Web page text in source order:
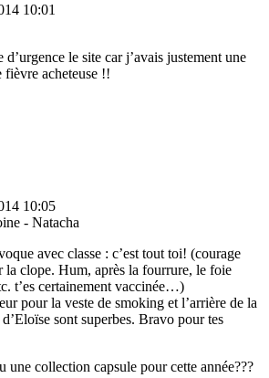
10:01
d’urgence le site car j’avais justement une
fièvre acheteuse !!
10:05
- Natacha
avec classe : c’est tout toi! (courage
la clope. Hum, après la fourrure, le foie
t’es certainement vaccinée…)
pour la veste de smoking et l’arrière de la
sont superbes. Bravo pour tes
une collection capsule pour cette année???